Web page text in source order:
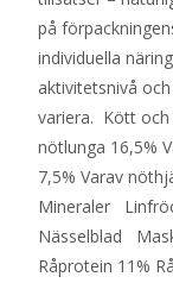
på
individuella
aktivitetsnivå
variera. Kött och
nötlunga 16,5%
7,5% Varav
Mineraler
Nässelblad
Råprotein 11%